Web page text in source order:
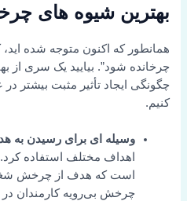
بهترین شیوه های
همانطور که اکنون متوجه شده
چرخانده شود”. بیایید یک سری از
چگونگی ایجاد تأثیر مثبت بیشتر
کنیم.
وسیله ای برای رسیدن به
اهداف مختلف استفاده
است که هدف از چرخش
چرخش بی‌رویه کارمندان